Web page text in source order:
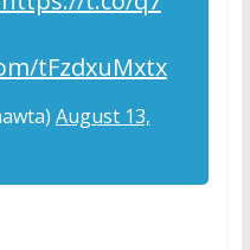
tFzdxuMxtx
August 13,